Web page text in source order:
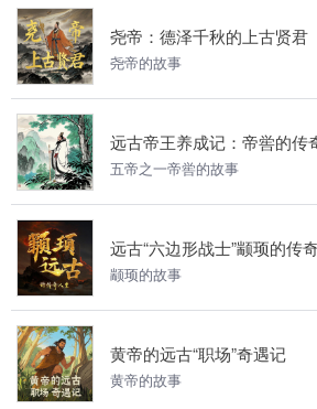
尧帝：德泽千秋的上古贤君
尧帝的故事
远古帝王养成记：帝喾的传
五帝之一帝喾的故事
远古“六边形战士”颛顼的传
颛顼的故事
黄帝的远古“职场”奇遇记
黄帝的故事